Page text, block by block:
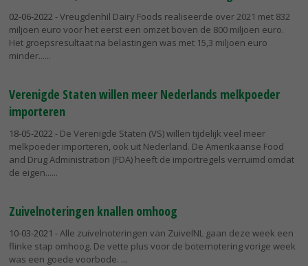
02-06-2022 - Vreugdenhil Dairy Foods realiseerde over 2021 met 832
miljoen euro voor het eerst een omzet boven de 800 miljoen euro.
Het groepsresultaat na belastingen was met 15,3 miljoen euro
minder...
Verenigde Staten willen meer Nederlands melkpoeder
importeren
18-05-2022 - De Verenigde Staten (VS) willen tijdelijk veel meer
melkpoeder importeren, ook uit Nederland. De Amerikaanse Food
and Drug Administration (FDA) heeft de importregels verruimd omdat
de eigen...
Zuivelnoteringen knallen omhoog
10-03-2021 - Alle zuivelnoteringen van ZuivelNL gaan deze week een
flinke stap omhoog. De vette plus voor de boternotering vorige week
was een goede voorbode.